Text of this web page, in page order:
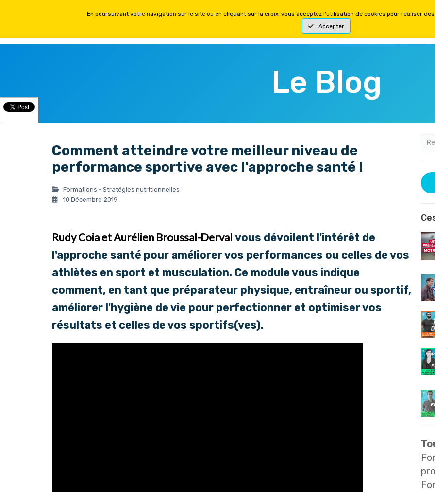
FORMATIONS PHYSIQUES FORMATIONS MENTALES OFFRES
Le Blog
Comment atteindre votre meilleur niveau de
performance sportive avec l'approche santé !
Formations - Stratégies nutritionnelles
10 Décembre 2019
Rudy CoiaetAurélien Broussal-Derval vous dévoilent l'intérêt de
l'approche santé pour améliorer vos performances ou celles de vos
athlètes en sport et musculation. Ce module vous indique
comment, en tant que préparateur physique, entraîneur ou sportif,
améliorer l'hygiène de vie pour perfectionner et optimiser vos
résultats et celles de vos sportifs(ves).